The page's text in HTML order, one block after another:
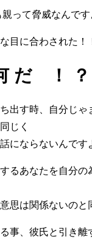
って脅威なんです
な目に合わされた
だ ！
出す時、自分じゃ
じく
にならないんです
るあなたを自分の
思は関係ないのと
事、彼氏と引き離